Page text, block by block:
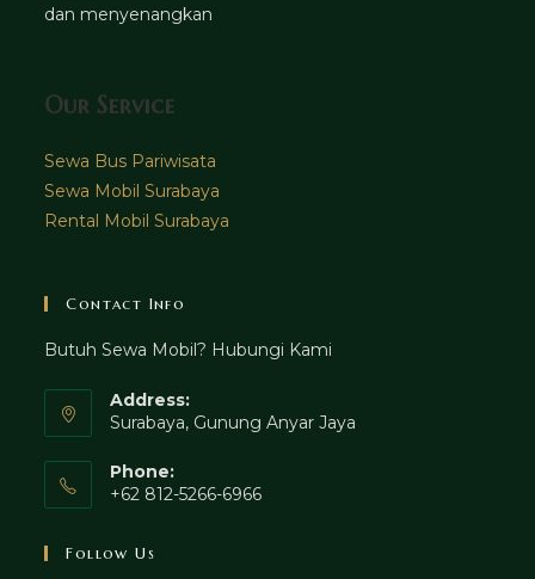
dan menyenangkan
Our Service
Sewa Bus Pariwisata
Sewa Mobil Surabaya
Rental Mobil Surabaya
Contact Info
Butuh Sewa Mobil? Hubungi Kami
Address:
Surabaya, Gunung Anyar Jaya
Phone:
+62 812-5266-6966
Follow Us